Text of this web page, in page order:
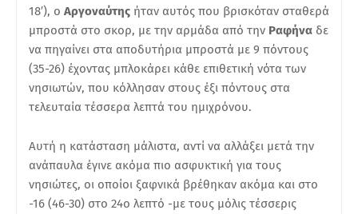
18′), ο Αργοναύτης ήταν αυτός που βρισκόταν σταθερά
μπροστά στο σκορ, με την αρμάδα από την Ραφήνα δε
να πηγαίνει στα αποδυτήρια μπροστά με 9 πόντους
(35-26) έχοντας μπλοκάρει κάθε επιθετική νότα των
νησιωτών, που κόλλησαν στους έξι πόντους στα
τελευταία τέσσερα λεπτά του ημιχρόνου.
Αυτή η κατάσταση μάλιστα, αντί να αλλάξει μετά την
ανάπαυλα έγινε ακόμα πιο ασφυκτική για τους
νησιώτες, οι οποίοι ξαφνικά βρέθηκαν ακόμα και στο
-16 (46-30) στο 24ο λεπτό -με τους μόλις τέσσερις